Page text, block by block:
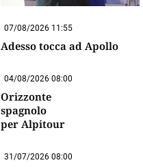
07/08/2026 11:55
Adesso tocca ad Apollo
04/08/2026 08:00
Orizzonte
spagnolo
per Alpitour
31/07/2026 08:00